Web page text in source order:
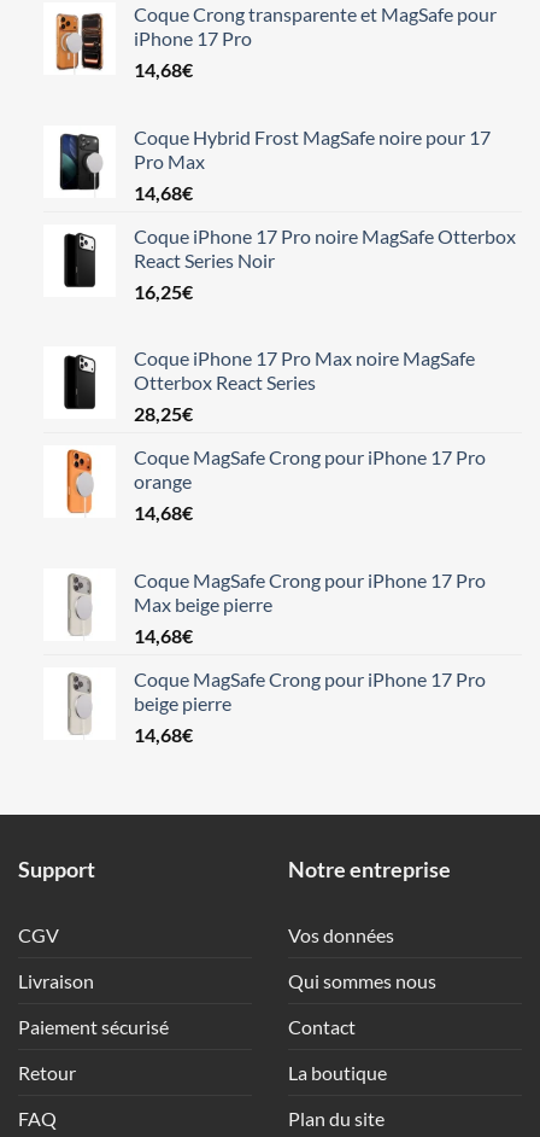
Coque Crong transparente et MagSafe pour
iPhone 17 Pro
14,68€
Coque Hybrid Frost MagSafe noire pour 17
Pro Max
14,68€
Coque iPhone 17 Pro noire MagSafe Otterbox
React Series Noir
16,25€
Coque iPhone 17 Pro Max noire MagSafe
Otterbox React Series
28,25€
Coque MagSafe Crong pour iPhone 17 Pro
orange
14,68€
Coque MagSafe Crong pour iPhone 17 Pro
Max beige pierre
14,68€
Coque MagSafe Crong pour iPhone 17 Pro
beige pierre
14,68€
Support
CGV
Livraison
Paiement sécurisé
Retour
FAQ
Notre entreprise
Vos données
Qui sommes nous
Contact
La boutique
Plan du site